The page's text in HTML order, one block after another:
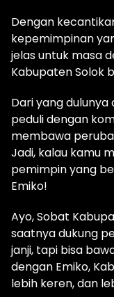
Dengan
kepemimpinan
jelas untuk masa
Kabupaten Solok
Dari yang
peduli dengan
membawa
Jadi, kalau kamu
pemimpin yang
Emiko!
Ayo, Sobat
saatnya dukung
janji, tapi bisa
dengan Emiko,
lebih keren, dan